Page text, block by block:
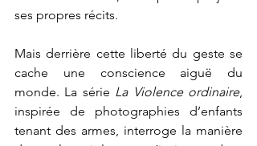
ses propres récits.
Mais derrière cette liberté du geste se
cache une conscience aiguë du
monde. La série La Violence ordinaire,
inspirée de photographies d’enfants
tenant des armes, interroge la manière